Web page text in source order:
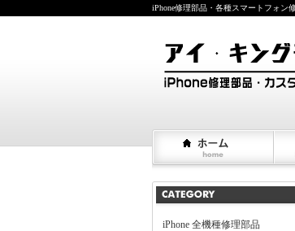
iPhone修理部品・各種スマートフォン
iPhone 全機種修理部品